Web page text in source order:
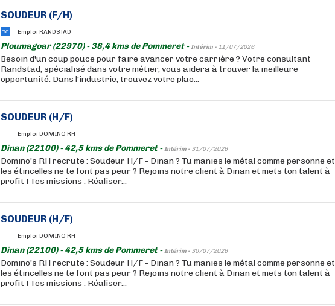
SOUDEUR (F/H)
Emploi RANDSTAD
Ploumagoar (22970) - 38,4 kms de Pommeret -Intérim - 11/07/2026
Besoin d'un coup pouce pour faire avancer votre carrière ? Votre consultant
Randstad, spécialisé dans votre métier, vous aidera à trouver la meilleure
opportunité. Dans l'industrie, trouvez votre plac...
SOUDEUR (H/F)
Emploi DOMINO RH
Dinan (22100) - 42,5 kms de Pommeret -Intérim - 31/07/2026
Domino's RH recrute : Soudeur H/F - Dinan ? Tu manies le métal comme personne et
les étincelles ne te font pas peur ? Rejoins notre client à Dinan et mets ton talent à
profit ! Tes missions : Réaliser...
SOUDEUR (H/F)
Emploi DOMINO RH
Dinan (22100) - 42,5 kms de Pommeret -Intérim - 30/07/2026
Domino's RH recrute : Soudeur H/F - Dinan ? Tu manies le métal comme personne et
les étincelles ne te font pas peur ? Rejoins notre client à Dinan et mets ton talent à
profit ! Tes missions : Réaliser...